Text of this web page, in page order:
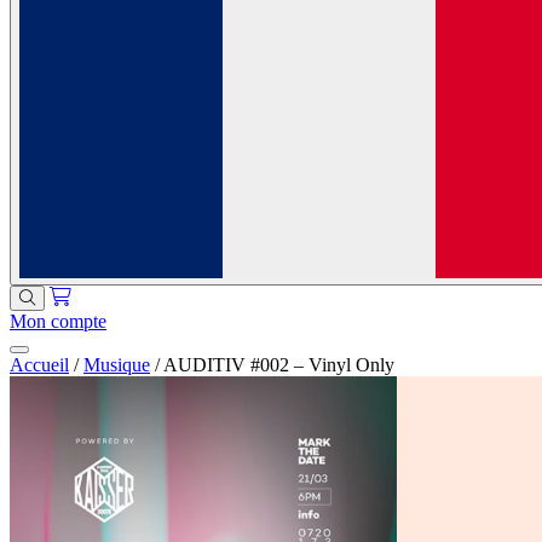
Mon compte
Accueil / Musique / AUDITIV #002 – Vinyl Only